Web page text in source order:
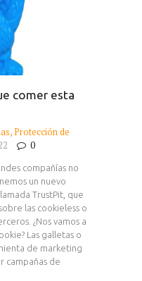
comer esta
,Protección de
0
compañías no
un nuevo
TrustPit, que
las cookieless o
¿Nos vamos a
Las galletas o
de marketing
campañas de